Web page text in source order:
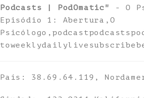
Podcasts | PodOmatic"
- O
Episódio 1: Abertura,O
País: 38.69.64.119,